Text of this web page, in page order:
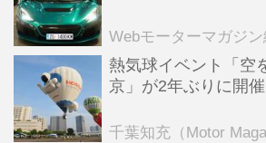
全版／115】
Webモーターマガジ
熱気球イベント「空
京」が2年ぶりに開
ンテンツも
千葉知充（Motor